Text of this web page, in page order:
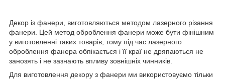
Декор із фанери, виготовляються методом лазерного різання
фанери. Цей метод оброблення фанери може бути фінішним
у виготовленні таких товарів, тому під час лазерного
оброблення фанера обпікається і її краї не дряпаються не
занозять і не зазнають впливу зовнішніх чинників.
Для виготовлення декору з фанери ми використовуємо тільки